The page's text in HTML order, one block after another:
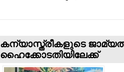
കന്യാസ്ത്രീകളുടെ
ഹൈക്കോടതിയിലേക്ക്